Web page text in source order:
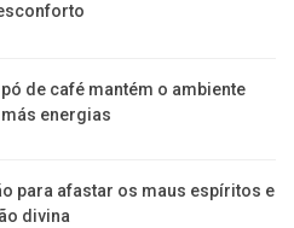
de café mantém o ambiente
energias
para afastar os maus espíritos e
divina